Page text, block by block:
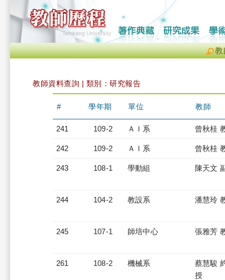
教
教師資料查詢 | 類別：研究報告
# 學年期 單位 教師
241 109-2 ＡＩ系 曾秋桂
242 109-2 ＡＩ系 曾秋桂
243 108-1 學動組 陳天文
244 104-2 教設系 潘慧玲
245 107-1 師培中心 張雅芳
261 108-2 機械系
蔡慧駿
授